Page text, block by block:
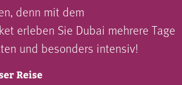
denn mit dem
erleben Sie Dubai mehrere Tage
und besonders intensiv!
Reise